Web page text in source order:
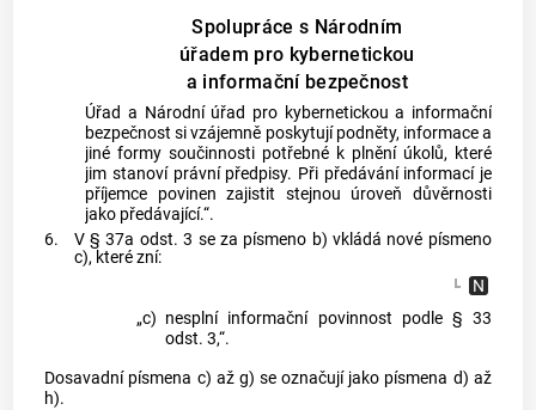
Spolupráce s Národním
úřadem pro kybernetickou
a informační bezpečnost
Úřad a Národní úřad pro kybernetickou a informační
bezpečnost si vzájemně poskytují podněty, informace a
jiné formy součinnosti potřebné k plnění úkolů, které
jim stanoví právní předpisy. Při předávání informací je
příjemce povinen zajistit stejnou úroveň důvěrnosti
jako předávající.“.
6.
V § 37a odst. 3 se za písmeno b) vkládá nové písmeno
c), které zní:
„c) nesplní informační povinnost podle § 33
odst. 3,“.
Dosavadní písmena c) až g) se označují jako písmena d) až
h).